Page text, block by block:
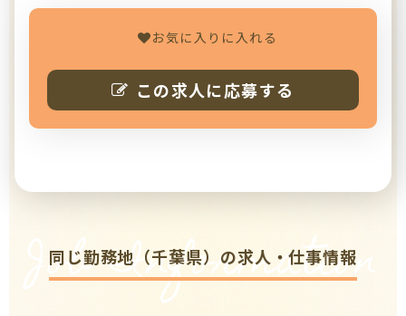
お気に入りに入れる
この求人に応募する
Job Information
同じ勤務地（千葉県）の求人・仕事情報